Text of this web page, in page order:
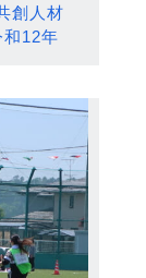
創人材
12年